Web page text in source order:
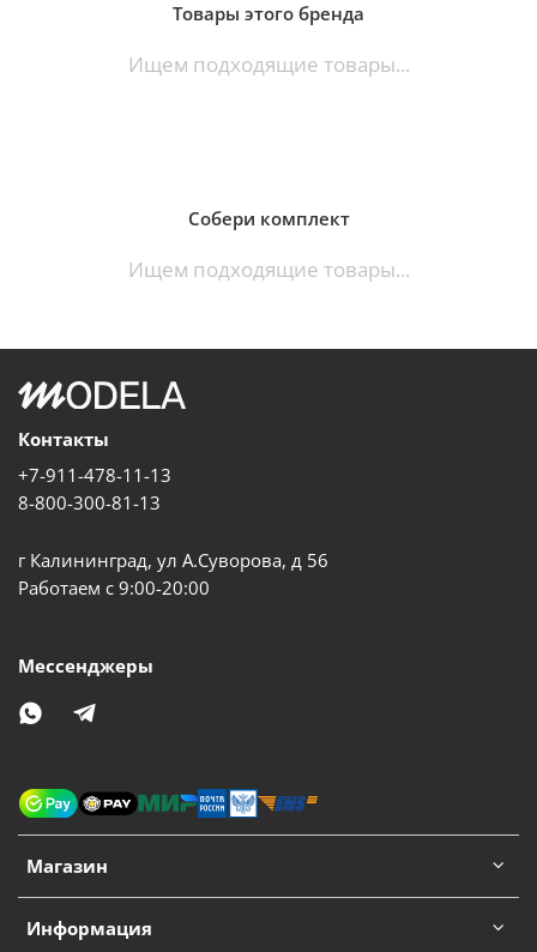
Товары этого бренда
Ищем подходящие товары...
Собери комплект
Ищем подходящие товары...
Магазин
Информация
Контакты
+7-911-478-11-13
8-800-300-81-13
г Калининград, ул А.Суворова, д 56
Работаем с 9:00-20:00
Мессенджеры